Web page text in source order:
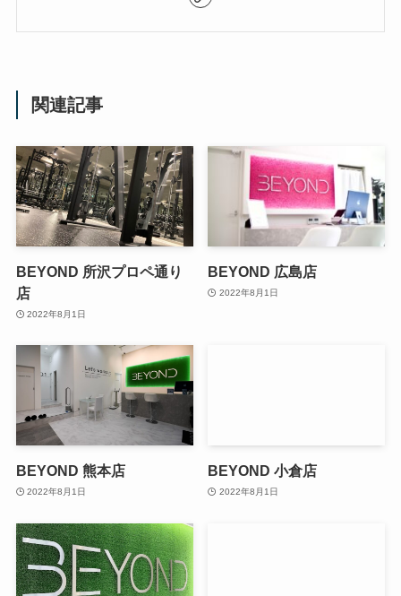
関連記事
BEYOND 所沢プロペ通り
店
2022年8月1日
BEYOND 広島店
2022年8月1日
BEYOND 熊本店
2022年8月1日
BEYOND 小倉店
2022年8月1日